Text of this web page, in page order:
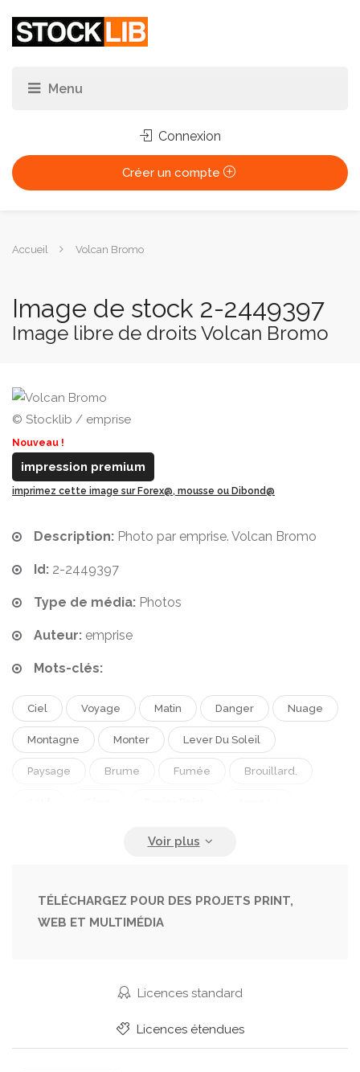
Connexion
Créer un compte
Vous
Accueil Volcan Bromo
Image de stock 2-2449397
Image libre de droits Volcan Bromo
© Stocklib / emprise
Nouveau !
impression premium
imprimez cette image sur Forex@, mousse ou Dibond@
Description: Photo par emprise. Volcan Bromo
Id: 2-2449397
Type de média: Photos
Auteur: emprise
Mots-clés:
Ciel Voyage Matin Danger Nuage
Montagne Monter Lever Du Soleil
Paysage Brume Fumée Brouillard.
Tourisme
Aventure Duveteux Atterrir Asie
Tournée Mythe
Volcanique Indonésie
Vulkan Bromo !
TÉLÉCHARGEZ POUR DES PROJETS PRINT,
WEB ET MULTIMÉDIA
Licences standard
Licences étendues